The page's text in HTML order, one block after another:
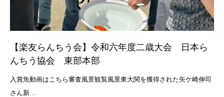
【楽友らんちう会】令和六年度二歳大会 日本ら
んちう協会 東部本部
入賞魚動画はこちら審査風景観覧風景東大関を獲得された矢ケ崎伸司
さん新…